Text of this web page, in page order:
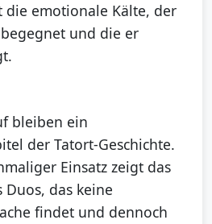
die emotionale Kälte, der
und die er
bleiben ein
der Tatort-Geschichte.
Einsatz zeigt das
Duos, das keine
findet und dennoch